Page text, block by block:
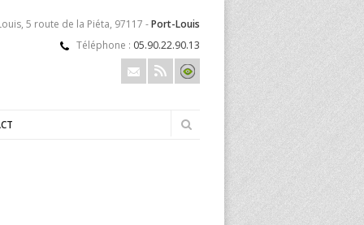
5 route de la Piéta, 97117 -Port-Louis
Téléphone : 05.90.22.90.13